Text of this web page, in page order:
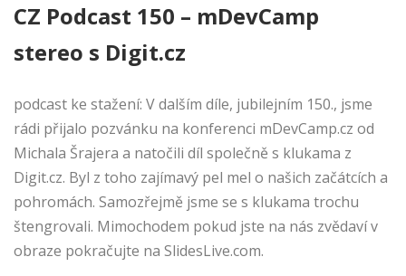
CZ Podcast 150 – mDevCamp
stereo s Digit.cz
podcast ke stažení: V dalším díle, jubilejním 150., jsme
rádi přijalo pozvánku na konferenci mDevCamp.cz od
Michala Šrajera a natočili díl společně s klukama z
Digit.cz. Byl z toho zajímavý pel mel o našich začátcích a
pohromách. Samozřejmě jsme se s klukama trochu
štengrovali. Mimochodem pokud jste na nás zvědaví v
obraze pokračujte na SlidesLive.com.